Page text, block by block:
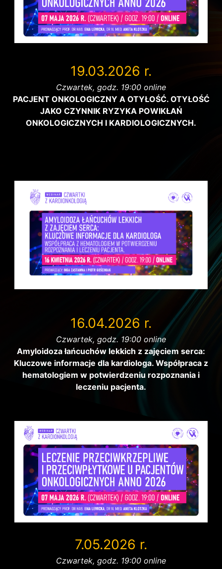
19.03.2026 r.
Czwartek, godz. 19:00 online
PACJENT ONKOLOGICZNY A OTYŁOŚĆ. OTYŁOŚĆ
JAKO CZYNNIK RYZYKA POWIKŁAŃ
ONKOLOGICZNYCH I KARDIOLOGICZNYCH.
16.04.2026 r.
Czwartek, godz. 19:00 online
Amyloidoza łańcuchów lekkich z zajęciem serca:
Kluczowe informacje dla kardiologa. Współpraca z
hematologiem w potwierdzeniu rozpoznania i
leczeniu pacjenta.
7.05.2026 r.
Czwartek, godz. 19:00 online